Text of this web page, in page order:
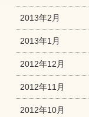
2013年2月
2013年1月
2012年12月
2012年11月
2012年10月